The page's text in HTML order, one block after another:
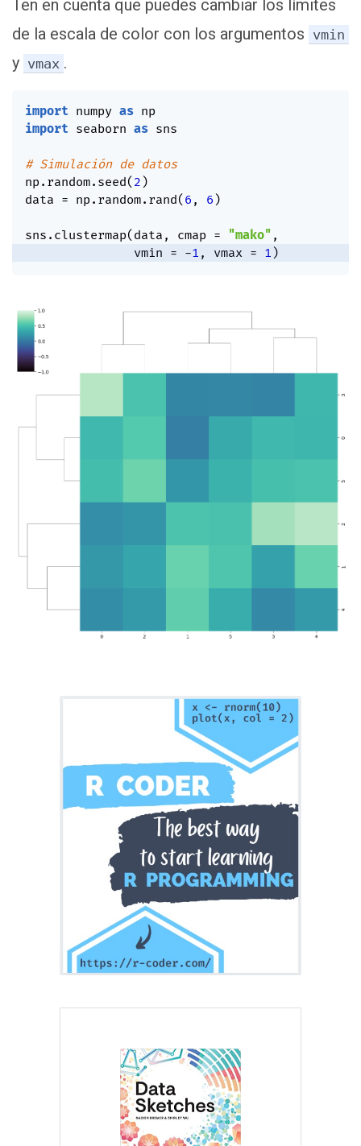
Ten en cuenta que puedes cambiar los límites
de la escala de color con los argumentos vmin
y vmax .
import numpy as
import seaborn as sns
# Simulación de datos
np . random. seed( 2 )
data = np . random. rand( 6 , 6 )
sns . clustermap( data , cmap = "mako" ,
               vmin
= -1 , vmax = 1 )